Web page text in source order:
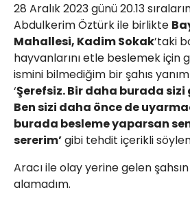
28 Aralık 2023 günü 20.13
Abdulkerim Öztürk ile birlikte
Mahallesi, Kadim Sokak’taki
hayvanlarını etle beslemek için
ismini bilmediğim bir şahıs
‘Şerefsiz. Bir daha burada
Ben sizi daha önce de
burada besleme yaparsan
sererim’gibi tehdit içerikli
Aracı ile olay yerine gelen şahsın
alamadım.